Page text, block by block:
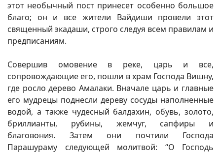
этот необычный пост принесет особенно большое
благо; он и все жители Вайдиши провели этот
священный экадаши, строго следуя всем правилам и
предписаниям.
Совершив омовение в реке, царь и все,
сопровождающие его, пошли в храм Господа Вишну,
где росло дерево Амалаки. Вначале царь и главные
его мудрецы поднесли дереву сосуды наполненные
водой, а также чудесный балдахин, обувь, золото,
бриллианты, рубины, жемчуг, сапфиры и
благовония. Затем они почтили Господа
Парашураму следующей молитвой: “О Господь